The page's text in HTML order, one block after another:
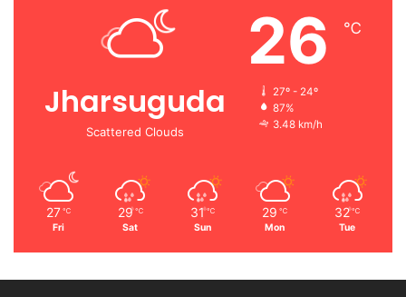
Jharsuguda
Scattered Clouds
26 ℃
27º - 24º
87%
3.48 km/h
27 ℃
Fri
29 ℃
Sat
31 ℃
Sun
29 ℃
Mon
32 ℃
Tue